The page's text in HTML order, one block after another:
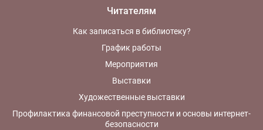
Читателям
Как записаться в библиотеку?
График работы
Мероприятия
Выставки
Художественные выставки
Профилактика финансовой преступности и основы интернет-
безопасности